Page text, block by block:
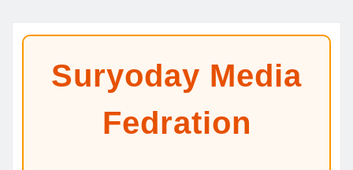
Suryoday Media
Fedration